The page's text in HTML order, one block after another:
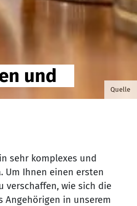
Quelle
und
sehr komplexes und
Um Ihnen einen ersten
verschaffen, wie sich die
Angehörigen in unserem